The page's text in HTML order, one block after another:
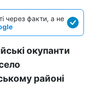
через факти, а не
окупанти
районі